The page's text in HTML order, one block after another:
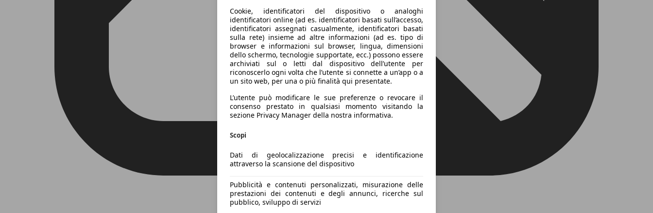
Cookie, identificatori del dispositivo o analoghi
identificatori online (ad es. identificatori basati sull’accesso,
identificatori assegnati casualmente, identificatori basati
sulla rete) insieme ad altre informazioni (ad es. tipo di
browser e informazioni sul browser, lingua, dimensioni
dello schermo, tecnologie supportate, ecc.) possono essere
archiviati sul o letti dal dispositivo dell’utente per
riconoscerlo ogni volta che l’utente si connette a un’app o a
un sito web, per una o più finalità qui presentate.
L’utente può modificare le sue preferenze o revocare il
consenso prestato in qualsiasi momento visitando la
sezione Privacy Manager della nostra informativa.
Scopi
Dati di geolocalizzazione precisi e identificazione
attraverso la scansione del dispositivo
Pubblicità e contenuti personalizzati, misurazione delle
prestazioni dei contenuti e degli annunci, ricerche sul
pubblico, sviluppo di servizi